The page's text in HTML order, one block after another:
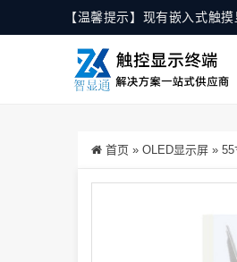
【温馨提示】现有嵌入式触
首页 » OLED显示屏 » 55